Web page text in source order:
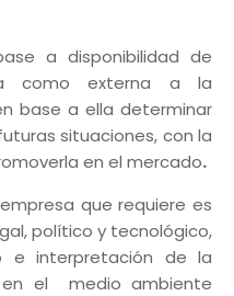
a disponibilidad de
como externa a la
base a ella determinar
situaciones, con la
en el mercado.
que requiere es
político y tecnológico,
e interpretación de la
el medio ambiente